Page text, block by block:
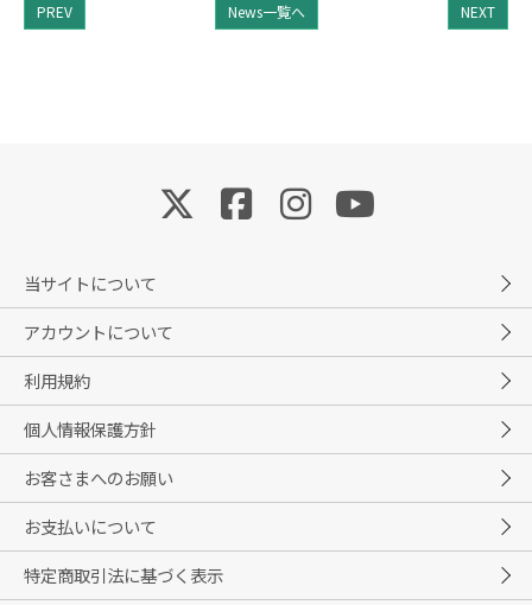
PREV News一覧へ NEXT
当サイトについて
アカウントについて
利用規約
個人情報保護方針
お客さまへのお願い
お支払いについて
特定商取引法に基づく表示